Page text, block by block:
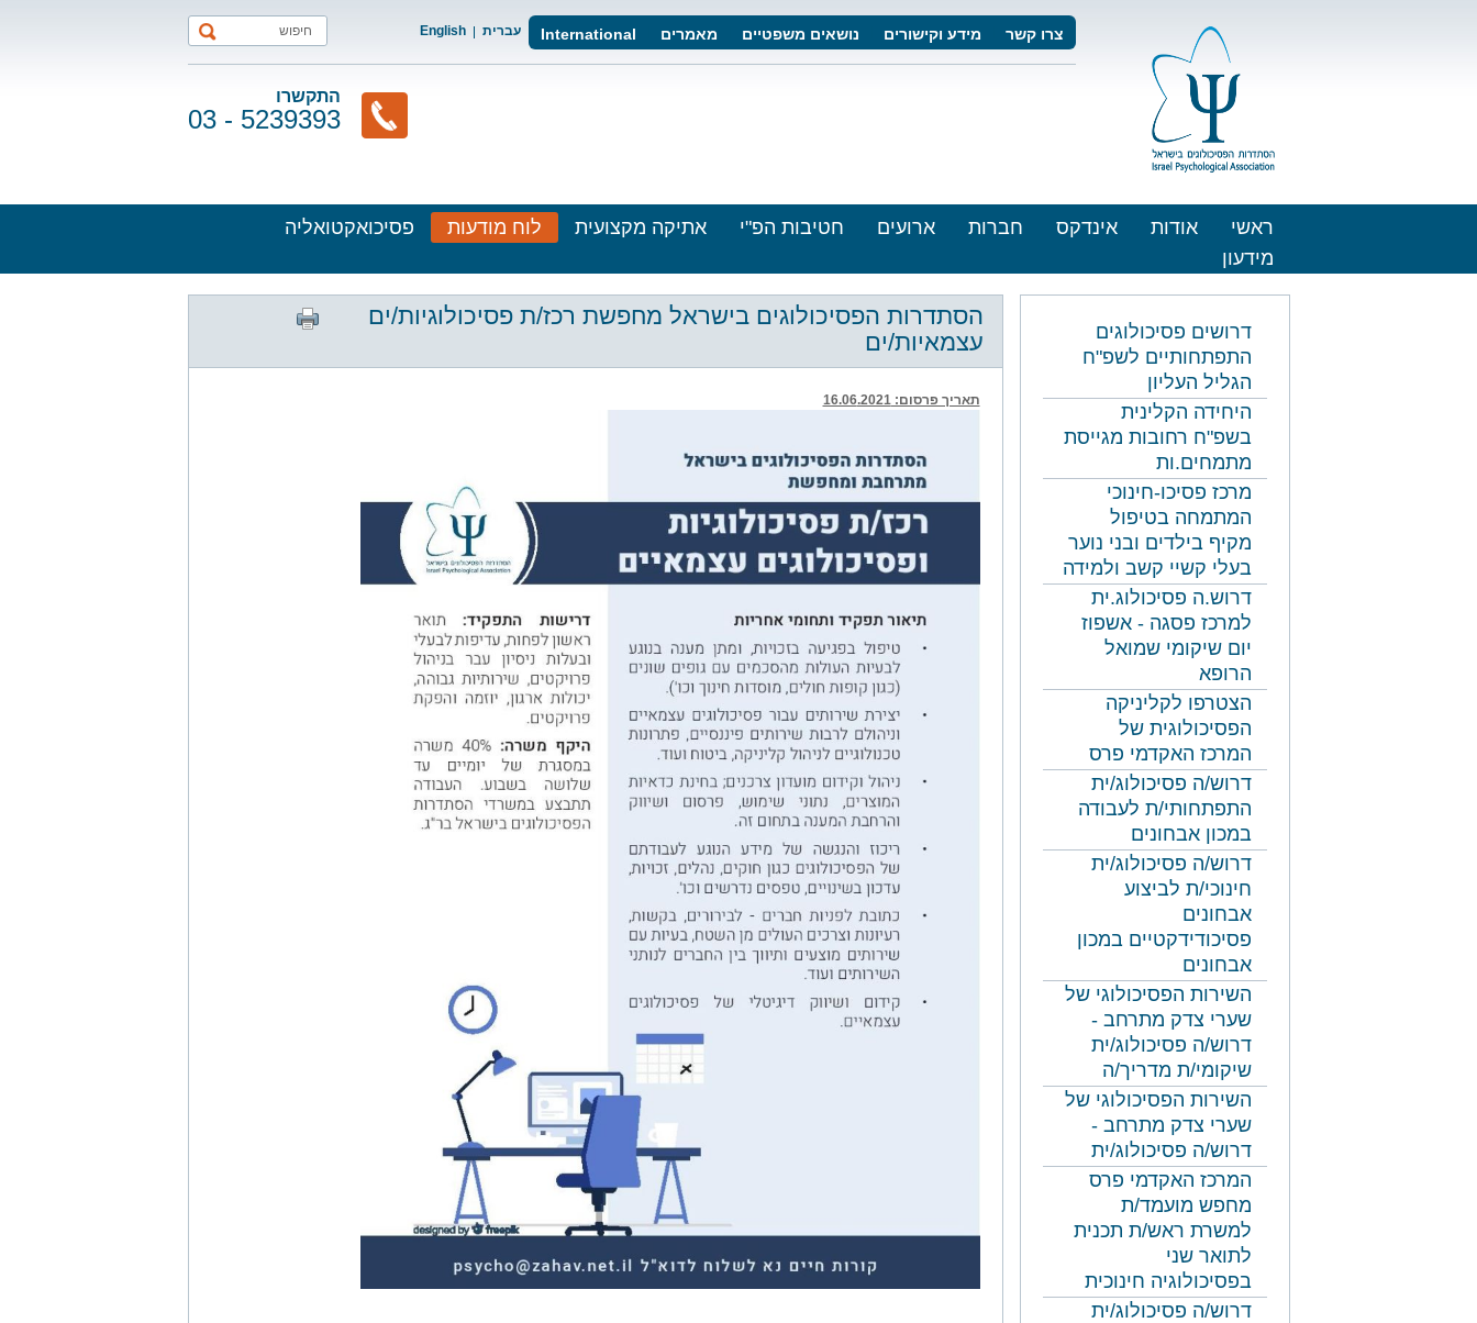
צרו קשר מידע וקישורים נושאים משפטיים מאמרים International עברית English
התקשרו
03 - 5239393
ראשי אודות אינדקס חברות ארועים חטיבות הפ"י אתיקה מקצועית לוח מודעות
פסיכואקטואליה
מידעון
דרושים פסיכולוגים
התפתחותיים לשפ"ח
הגליל העליון
היחידה הקלינית
בשפ"ח רחובות מגייסת
מתמחים.ות
מרכז פסיכו-חינוכי
המתמחה בטיפול
מקיף בילדים ובני נוער
בעלי קשיי קשב ולמידה
דרוש.ה פסיכולוג.ית
למרכז פסגה - אשפוז
יום שיקומי שמואל
הרופא
הצטרפו לקליניקה
הפסיכולוגית של
המרכז האקדמי פרס
דרוש/ה פסיכולוג/ית
התפתחותי/ת לעבודה
במכון אבחונים
דרוש/ה פסיכולוג/ית
חינוכי/ת לביצוע
אבחונים
פסיכודידקטיים במכון
אבחונים
השירות הפסיכולוגי של
שערי צדק מתרחב -
דרוש/ה פסיכולוג/ית
שיקומי/ת מדריך/ה
השירות הפסיכולוגי של
שערי צדק מתרחב -
דרוש/ה פסיכולוג/ית
המרכז האקדמי פרס
מחפש מועמד/ת
למשרת ראש/ת תכנית
לתואר שני
בפסיכולוגיה חינוכית
דרוש/ה פסיכולוג/ית
הסתדרות הפסיכולוגים בישראל מחפשת רכז/ת פסיכולוגיות/ים
עצמאיות/ים
תאריך פרסום: 16.06.2021